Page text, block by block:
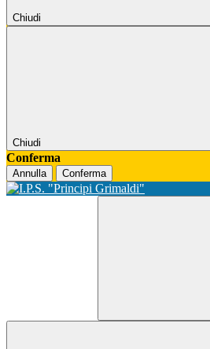
Chiudi
Chiudi
Conferma
Annulla Conferma